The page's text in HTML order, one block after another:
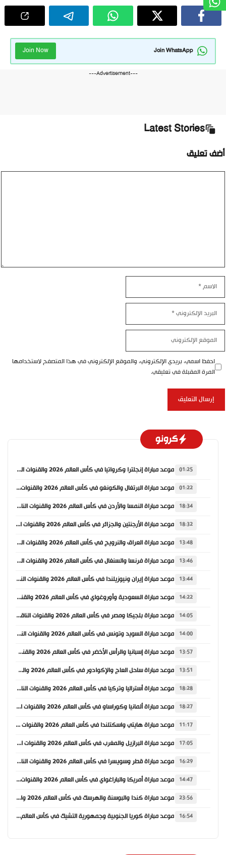
Join WhatsApp
Join Now
---Advertisement---
Latest Stories
أضف تعليق
تعليق
الاسم
البريد
الإلكتروني
الموقع
الإلكتروني
احفظ اسمي، بريدي الإلكتروني، والموقع الإلكتروني في هذا المتصفح لاستخدامها
المرة المقبلة في تعليقي.
كرونو
01:25 موعد مباراة إنجلترا وكرواتيا في كأس العالم 2026 والقنوات الناقلة
01:22 موعد مباراة البرتغال والكونغو في كأس العالم 2026 والقنوات الناقلة
18:34 موعد مباراة النمسا والأردن في كأس العالم 2026 والقنوات الناقلة
18:32 موعد مباراة الأرجنتين والجزائر في كأس العالم 2026 والقنوات الناقلة
13:48 موعد مباراة العراق والنرويج في كأس العالم 2026 والقنوات الناقلة
13:46 موعد مباراة فرنسا والسنغال في كأس العالم 2026 والقنوات الناقلة
13:44 موعد مباراة إيران ونيوزيلندا في كأس العالم 2026 والقنوات الناقلة
14:22 موعد مباراة السعودية وأوروغواي في كأس العالم 2026 والقنوات الناقلة
14:05 موعد مباراة بلجيكا ومصر في كأس العالم 2026 والقنوات الناقلة
14:00 موعد مباراة السويد وتونس في كأس العالم 2026 والقنوات الناقلة
13:57 موعد مباراة إسبانيا والرأس الأخضر في كأس العالم 2026 والقنوات الناقلة
13:51 موعد مباراة ساحل العاج والإكوادور في كأس العالم 2026 والقنوات الناقلة
18:28 موعد مباراة أستراليا وتركيا في كأس العالم 2026 والقنوات الناقلة
18:27 موعد مباراة ألمانيا وكوراساو في كأس العالم 2026 والقنوات الناقلة
11:17 موعد مباراة هايتي واسكتلندا في كأس العالم 2026 والقنوات الناقلة
17:05 موعد مباراة البرازيل والمغرب في كأس العالم 2026 والقنوات الناقلة
16:29 موعد مباراة قطر وسويسرا في كأس العالم 2026 والقنوات الناقلة
14:47 موعد مباراة أمريكا والباراغواي في كأس العالم 2026 والقنوات الناقلة
23:56 موعد مباراة كندا والبوسنة والهرسك في كأس العالم 2026 والقنوات الناقلة
16:54 موعد مباراة كوريا الجنوبية وجمهورية التشيك في كأس العالم 2026 والقنوات الناقلة